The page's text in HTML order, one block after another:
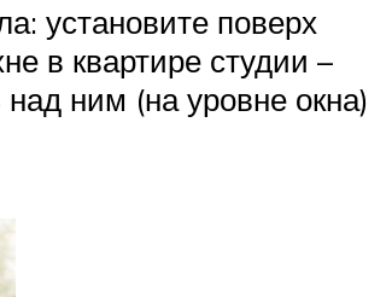
установите поверх
в квартире студии –
ним (на уровне окна)